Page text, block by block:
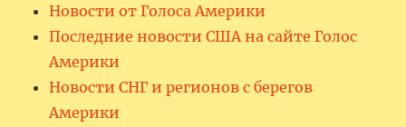
Новости от Голоса Америки
Последние новости США на сайте Голос
Америки
Новости СНГ и регионов с берегов
Америки